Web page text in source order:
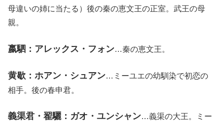
母違いの姉に当たる）後の秦の恵文王の正室。武王の母
親。
嬴駟：アレックス・フォン…秦の恵文王。
黄歇：ホアン・シュアン…ミーユエの幼馴染で初恋の
相手。後の春申君。
義渠君・翟驪：ガオ・ユンシャン…義渠の大王。ミー